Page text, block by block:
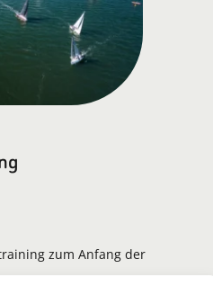
zum Anfang der